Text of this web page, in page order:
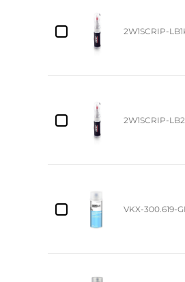
2W1SCRIP-
2W1SCRIP-
VKX-300.619-